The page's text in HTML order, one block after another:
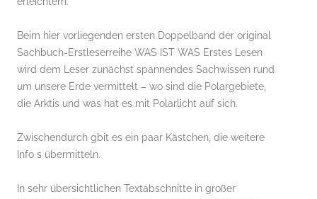
Beim hier vorliegenden ersten Doppelband der original
Sachbuch-Erstleserreihe WAS IST WAS Erstes Lesen
wird dem Leser zunächst spannendes Sachwissen rund
um unsere Erde vermittelt – wo sind die Polargebiete,
die Arktis und was hat es mit Polarlicht auf sich.
Zwischendurch gbit es ein paar Kästchen, die weitere
Info s übermitteln.
In sehr übersichtlichen Textabschnitte in großer